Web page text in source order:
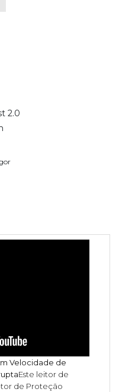
2.0
Velocidade de
Este leitor de
de Proteção